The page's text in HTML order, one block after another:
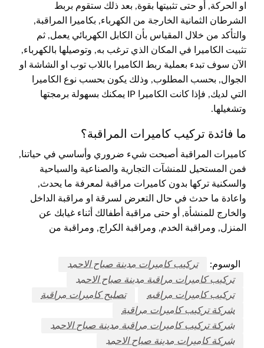
او الحركة, أو حتى تثبيتها بقوة, بعد ذلك ستقوم بربط
الشرطان الثمانية الخارجة من الكهرباء, بكاميرا المراقبة,
والتأكد من خلال المقياس بأن الكابل الكهربائي يعمل, ثم
تثبيت الكاميرا في المكان الذي ترغب به, وتوصيلها بالكهرباء,
الآن سوف تبدء بعملية ربط الكاميرا باللاب توب او الشاشة او
الجوال, بحسب المطلوب, وذلك يكون بحسب نوع الكاميرا
التي لديك, فإذا كانت الكاميرا IP يمكنك بسهولة برمجتها
وتشغيلها.
ما فائدة تركيب كاميرات المراقبة؟
كاميرات المراقبة أصبحت شيء ضروري وأساسي في حياتنا,
فمن المستحيل للمنشآت التجارية والصناعية والسياحية
والسكنية تركها بدون كاميرات مراقبة لمعرفة ما يحدث,
واعادة ما حدث في حال التعرض لسرقة او مراقبة الداخل
والخارج للمنشأة, أو حتى مراقبة أطفالك أثناء غيابك عن
المنزل, ومراقبة الخدم, ومراقبة الكراج, ومراقبة من
الوسوم:
تركيب كاميرات مدينة صباح الاحمد
تركيب كاميرات مراقبة مدينة صباح الاحمد
تركيب كاميرات مراقبه
تصليح كاميرات مراقبة
شركة تركيب كاميرات مراقبة
شركة تركيب كاميرات مراقبة مدينة صباح الاحمد
شركة كاميرات مدينة صباح الاحمد